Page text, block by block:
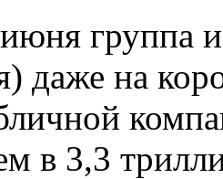
группа
даже на
в 3,3